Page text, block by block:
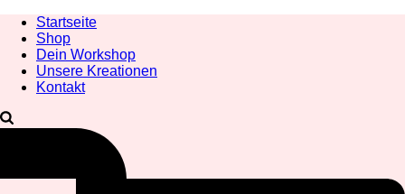
Startseite
Shop
Dein Workshop
Unsere Kreationen
Kontakt